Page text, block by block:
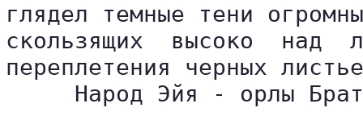
глядел темные тени
скользящих  высоко  над
переплетения черных
Народ Эйя - орлы